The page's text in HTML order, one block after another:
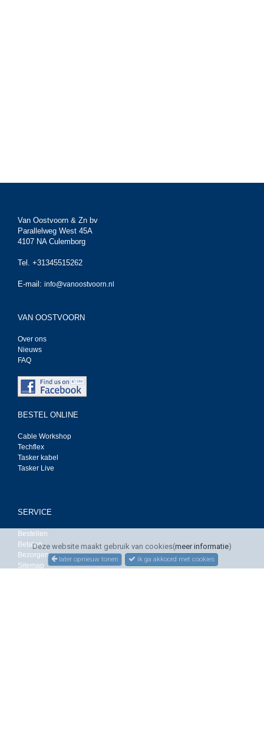
Deze website maakt gebruik van cookies(meer informatie)
later opnieuw tonen ik ga akkoord met cookies
Van Oostvoorn & Zn bv
Parallelweg West 45A
4107 NA Culemborg
Tel. +31345515262
E-mail: info@vanoostvoorn.nl
VAN OOSTVOORN
Over ons
Nieuws
FAQ
BESTEL ONLINE
Cable Workshop
Techflex
Tasker kabel
Tasker Live
SERVICE
Bestellen
Betalen
Bezorgen
Sitemap